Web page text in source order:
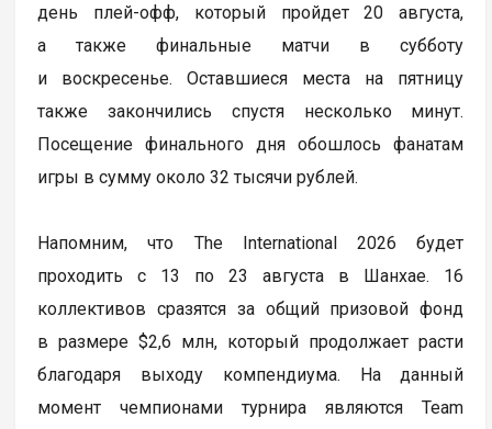
день плей-офф, который пройдет 20 августа,
а также финальные матчи в субботу
и воскресенье. Оставшиеся места на пятницу
также закончились спустя несколько минут.
Посещение финального дня обошлось фанатам
игры в сумму около 32 тысячи рублей.
Напомним, что The International 2026 будет
проходить с 13 по 23 августа в Шанхае. 16
коллективов сразятся за общий призовой фонд
в размере $2,6 млн, который продолжает расти
благодаря выходу компендиума. На данный
момент чемпионами турнира являются Team